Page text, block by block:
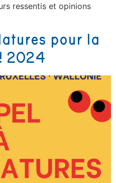
ressentis et opinions
pour la
2024